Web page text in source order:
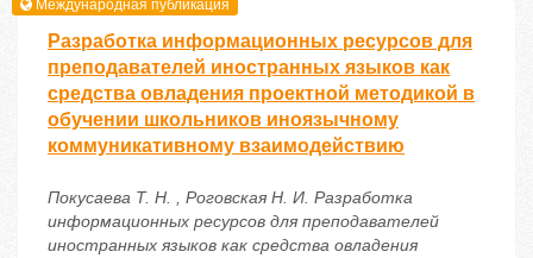
Международная публикация
Разработка информационных ресурсов для
преподавателей иностранных языков как
средства овладения проектной методикой в
обучении школьников иноязычному
коммуникативному взаимодействию
Покусаева Т. Н. , Роговская Н. И. Разработка
информационных ресурсов для преподавателей
иностранных языков как средства овладения